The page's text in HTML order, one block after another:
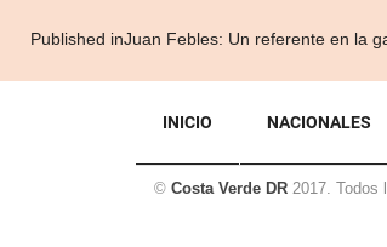
Navegación
de
entradas
Published inJuan Febles: Un referente en la
INICIO NACIONALES
© Costa Verde DR 2017. Todos